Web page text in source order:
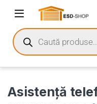
Asistență